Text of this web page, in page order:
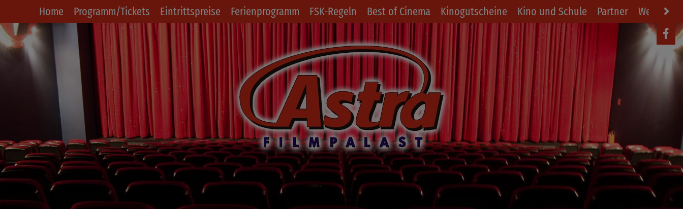
Home Programm/Tickets Eintrittspreise Ferienprogramm FSK-Regeln Best of Cinema Kinogutscheine Kino und Schule Partner Werbung